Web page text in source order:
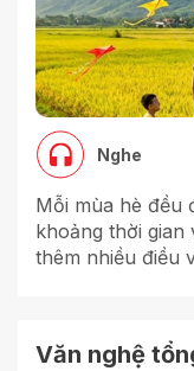
Nghe
Mỗi mùa hè đều
khoảng thời gian
thêm nhiều điều
Văn nghệ